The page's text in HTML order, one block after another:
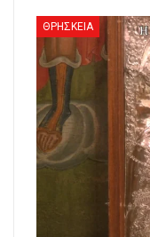
ΘΡΗΣΚΕΙΑ